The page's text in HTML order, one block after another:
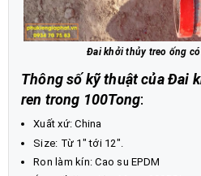
Đai khởi thủy treo ống
Thông số kỹ thuật của Đai
ren trong 100Tong:
Xuất xứ: China
Size: Từ 1" tới 12".
Ron làm kín: Cao su EPDM